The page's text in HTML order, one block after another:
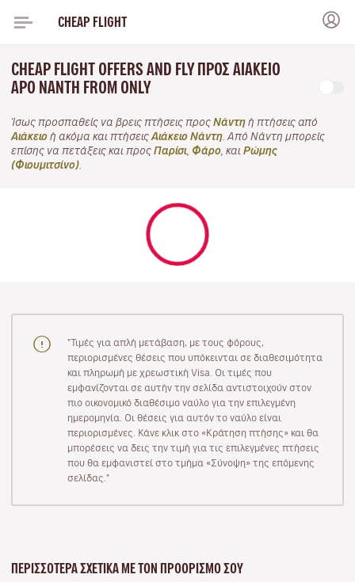
CHEAP FLIGHT
CHEAP FLIGHT OFFERS AND FLY ΠΡΟΣ ΑΙΆΚΕΙΟ
APO ΝΆΝΤΗ FROM ONLY
Ίσως προσπαθείς να βρεις πτήσεις προς Νάντη ή πτήσεις από
Αιάκειο ή ακόμα και πτήσεις Αιάκειο Νάντη . Από Νάντη μπορείς
επίσης να πετάξεις και προς Παρίσι Φάρο , και Ρώμης
(Φιουμιτσίνο)
"Τιμές για απλή μετάβαση, με τους φόρους,
περιορισμένες θέσεις που υπόκεινται σε διαθεσιμότητα
και πληρωμή με χρεωστική Visa. Οι τιμές που
εμφανίζονται σε αυτήν την σελίδα αντιστοιχούν στον
πιο οικονομικό διαθέσιμο ναύλο για την επιλεγμένη
ημερομηνία. Οι θέσεις για αυτόν το ναύλο είναι
περιορισμένες. Κάνε κλικ στο «Κράτηση πτήσης» και θα
μπορέσεις να δεις την τιμή για τις επιλεγμένες πτήσεις
που θα εμφανιστεί στο τμήμα «Σύνοψη» της επόμενης
σελίδας."
ΠΕΡΙΣΣΌΤΕΡΑ ΣΧΕΤΙΚΆ ΜΕ ΤΟΝ ΠΡΟΟΡΙΣΜΌ ΣΟΥ